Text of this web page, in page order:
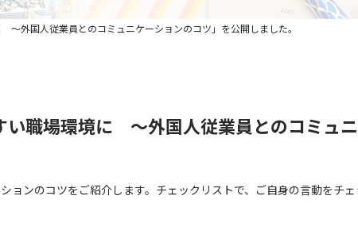
外国人従業員とのコミュニケーションのコツ」を公開しました。
い職場環境に 〜外国人従業員とのコミュ
ンのコツをご紹介します。チェックリストで、ご自身の言動をチェ